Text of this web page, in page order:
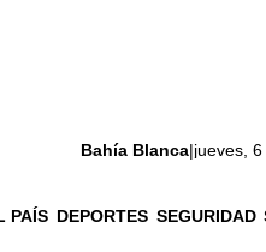
Bahía Blanca|jueves,
PAÍS DEPORTES SEGURIDAD